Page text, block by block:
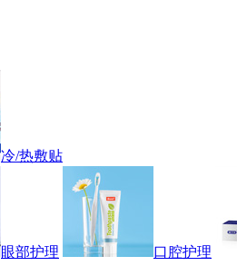
冷/热敷贴
眼部护理 口腔护理